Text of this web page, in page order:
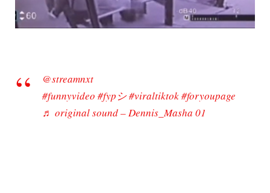
@streamnxt
#funnyvideo #fypシ#viraltiktok#foryoupage
♬ original sound – Dennis_Masha 01